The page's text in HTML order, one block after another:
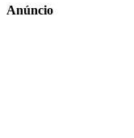
Anúncio